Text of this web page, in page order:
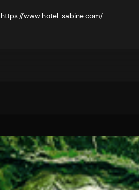
https://www.hotel-sabine.com/